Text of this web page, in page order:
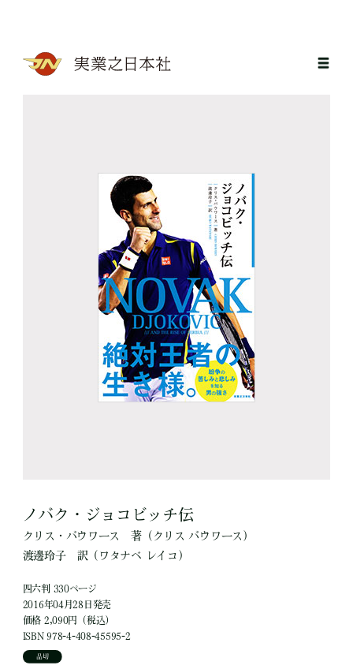
ノバク・ジョコビッチ伝
クリス・バウワース 著（クリス バウワース）
渡邊玲子
訳 （ワタナベ レイコ）
四六判 330ページ
2016年04月28日発売
価格 2,090円（税込）
ISBN 978-4-408-45595-2
品切